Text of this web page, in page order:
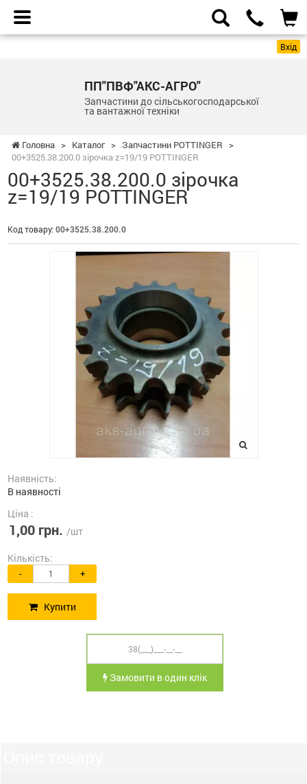
Вхід
ПП"ПВФ"АКС-АГРО"
Запчастини до сільськогосподарської
та вантажної техніки
Головна > Каталог > Запчастини POTTINGER
>
00+3525.38.200.0 зірочка z=19/19 POTTINGER
00+3525.38.200.0 зірочка
z=19/19 POTTINGER
Код товару: 00+3525.38.200.0
Наявність:
В наявності
Ціна :
1,00 грн. /шт
Кількість:
- +
Купити
Замовити в один клік